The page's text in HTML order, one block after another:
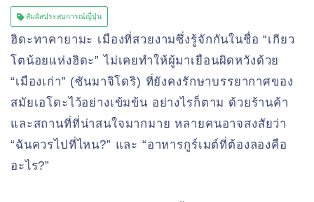
สัมผัสประสบการณ์ญี่ปุ่น
ฮิดะทาคายามะ เมืองที่สวยงามซึ่งรู้จักกันในชื่อ “เกียว
โตน้อยแห่งฮิดะ” ไม่เคยทำให้ผู้มาเยือนผิดหวังด้วย
“เมืองเก่า” (ซันมาจิโดริ) ที่ยังคงรักษาบรรยากาศของ
สมัยเอโดะไว้อย่างเข้มข้น อย่างไรก็ตาม ด้วยร้านค้า
และสถานที่ที่น่าสนใจมากมาย หลายคนอาจสงสัยว่า
“ฉันควรไปที่ไหน?” และ “อาหารกูร์เมต์ที่ต้องลองคือ
อะไร?”